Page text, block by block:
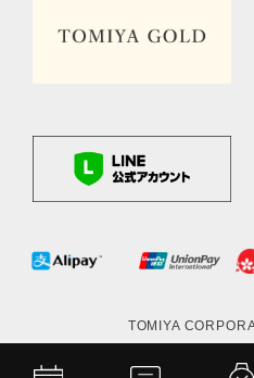
TOMIYA